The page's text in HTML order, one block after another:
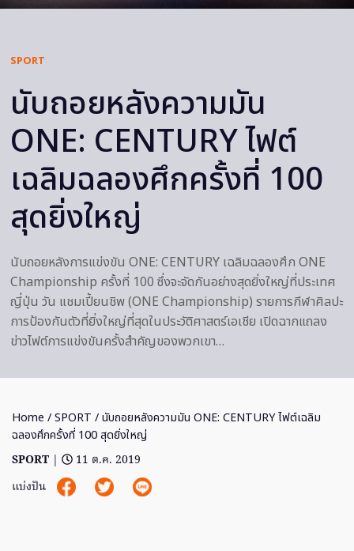
SPORT
นับถอยหลังความมัน
ONE: CENTURY ไฟต์
เฉลิมฉลองศึกครั้งที่ 100
สุดยิ่งใหญ่
นับถอยหลังการแข่งขัน ONE: CENTURY เฉลิมฉลองศึก ONE
Championship ครั้งที่ 100 ซึ่งจะจัดกันอย่างสุดยิ่งใหญ่ที่ประเทศ
ญี่ปุ่น วัน แชมเปี้ยนชิพ (ONE Championship) รายการกีฬาศิลปะ
การป้องกันตัวที่ยิ่งใหญ่ที่สุดในประวัติศาสตร์เอเชีย เปิดฉากแถลง
ข่าวไฟต์การแข่งขันครั้งสำคัญของพวกเขา…
Home /SPORT / นับถอยหลังความมัน ONE: CENTURY ไฟต์เฉลิม
ฉลองศึกครั้งที่ 100 สุดยิ่งใหญ่
SPORT |
11 ต.ค. 2019
แบ่งปัน